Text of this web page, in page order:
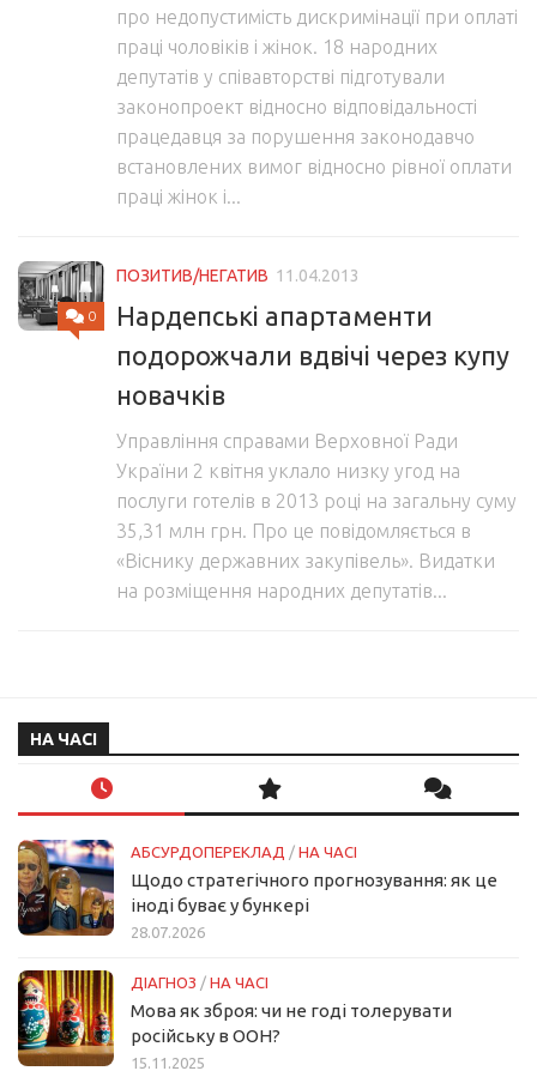
про недопустимість дискримінації при оплаті
праці чоловіків і жінок. 18 народних
депутатів у співавторстві підготували
законопроект відносно відповідальності
працедавця за порушення законодавчо
встановлених вимог відносно рівної оплати
праці жінок і...
0
ПОЗИТИВ/НЕГАТИВ 11.04.2013
Нардепські апартаменти
подорожчали вдвічі через купу
новачків
Управління справами Верховної Ради
України 2 квітня уклало низку угод на
послуги готелів в 2013 році на загальну суму
35,31 млн грн. Про це повідомляється в
«Віснику державних закупівель». Видатки
на розміщення народних депутатів...
НА ЧАСІ
АБСУРДОПЕРЕКЛАД / НА ЧАСІ
Щодо стратегічного прогнозування: як це
іноді буває у бункері
28.07.2026
ДІАГНОЗ / НА ЧАСІ
Мова як зброя: чи не годі толерувати
російську в ООН?
15.11.2025